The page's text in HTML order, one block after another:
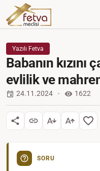
Yazılı Fetva
Babanın kızını
evlilik ve
24.11.2024 1622
SORU